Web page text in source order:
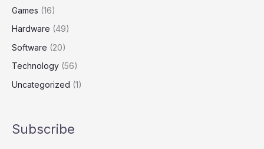
Games (16)
Hardware (49)
Software (20)
Technology (56)
Uncategorized (1)
Subscribe